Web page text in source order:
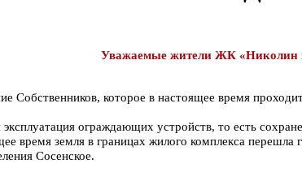
Уважаемые жители ЖК «Николин
которое в настоящее время
ограждающих устройств, то есть
время земля в границах жилого комплекса
Сосенское.